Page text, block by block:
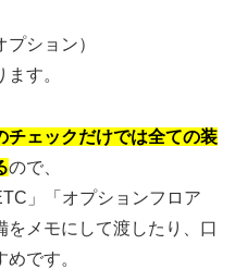
ション）
す。
チェックだけでは全ての装
ので、
」「オプションフロア
をメモにして渡したり、口
です。